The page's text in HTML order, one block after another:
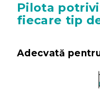
Pilota
fiecare tip
Adecvată